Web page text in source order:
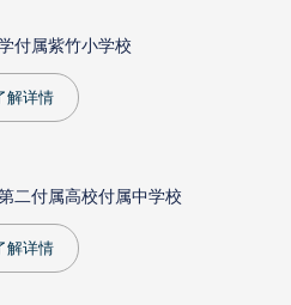
付属紫竹小学校
解详情
二付属高校付属中学校
解详情